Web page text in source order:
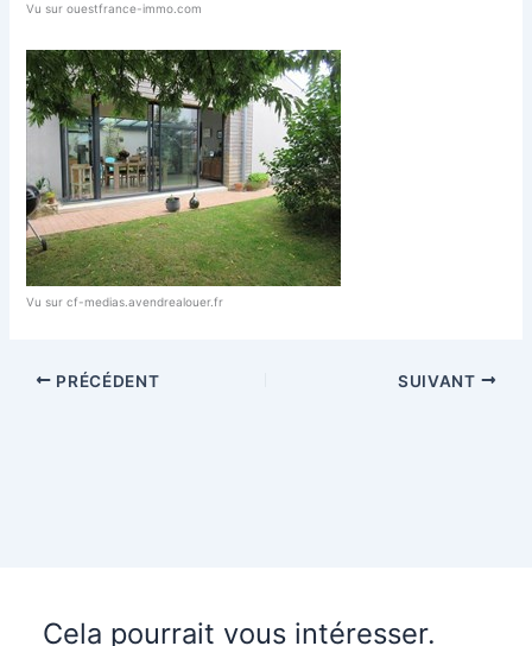
Vu sur ouestfrance-immo.com
Vu sur cf-medias.avendrealouer.fr
PRÉCÉDENT SUIVANT
Cela pourrait vous intéresser.